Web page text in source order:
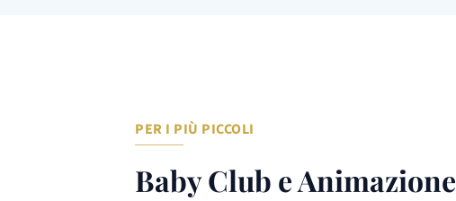
PER I PIÙ PICCOLI
Baby Club e Animazione